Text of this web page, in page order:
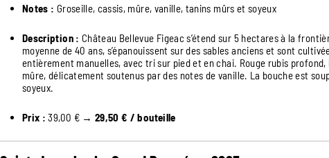
Notes : Groseille, cassis, mûre, vanille, tanins mûrs et soyeux
Description : Château Bellevue Figeac s’étend sur 5 hectares à la
moyenne de 40 ans, s’épanouissent sur des sables anciens et sont
entièrement manuelles, avec tri sur pied et en chai. Rouge rubis
mûre, délicatement soutenus par des notes de vanille. La bouche est
soyeux.
Prix : 39,00 € → 29,50 € / bouteille